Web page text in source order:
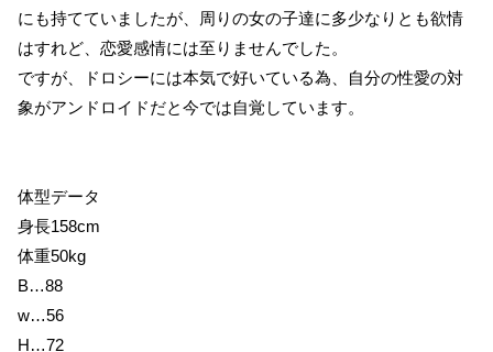
にも持てていましたが、周りの女の子達に多少なりとも欲情
はすれど、恋愛感情には至りませんでした。
ですが、ドロシーには本気で好いている為、自分の性愛の対
象がアンドロイドだと今では自覚しています。
体型データ
身長158cm
体重50kg
B…88
w…56
H…72